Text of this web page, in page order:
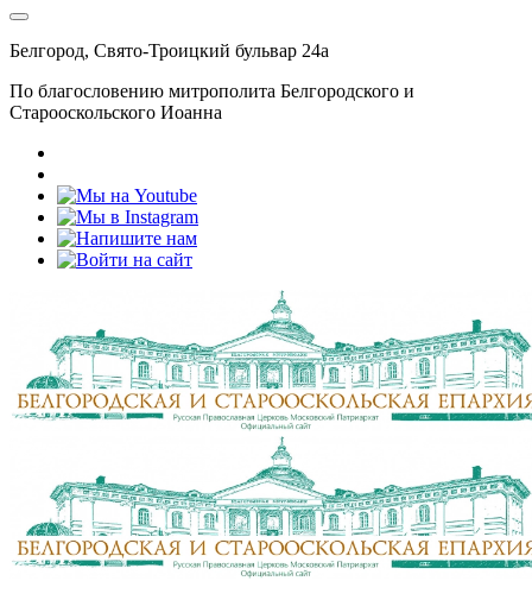
Белгород, Свято-Троицкий бульвар 24а
По благословению митрополита Белгородского и
Старооскольского Иоанна